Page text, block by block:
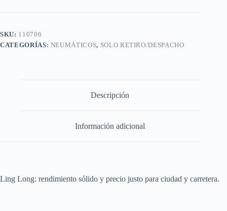
R1W
cantidad
SKU: 110706
CATEGORÍAS: NEUMÁTICOS, SOLO RETIRO/DESPACHO
Descripción
Información adicional
Ling Long: rendimiento sólido y precio justo para ciudad y carretera.